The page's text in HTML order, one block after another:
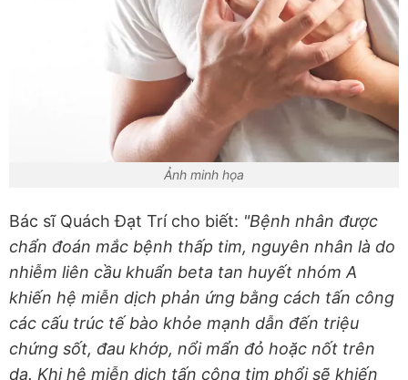
Ảnh minh họa
Bác sĩ Quách Đạt Trí cho biết: "Bệnh nhân được
chẩn đoán mắc bệnh thấp tim, nguyên nhân là do
nhiễm liên cầu khuẩn beta tan huyết nhóm A
khiến hệ miễn dịch phản ứng bằng cách tấn công
các cấu trúc tế bào khỏe mạnh dẫn đến triệu
chứng sốt, đau khớp, nổi mẩn đỏ hoặc nốt trên
da. Khi hệ miễn dịch tấn công tim phổi sẽ khiến